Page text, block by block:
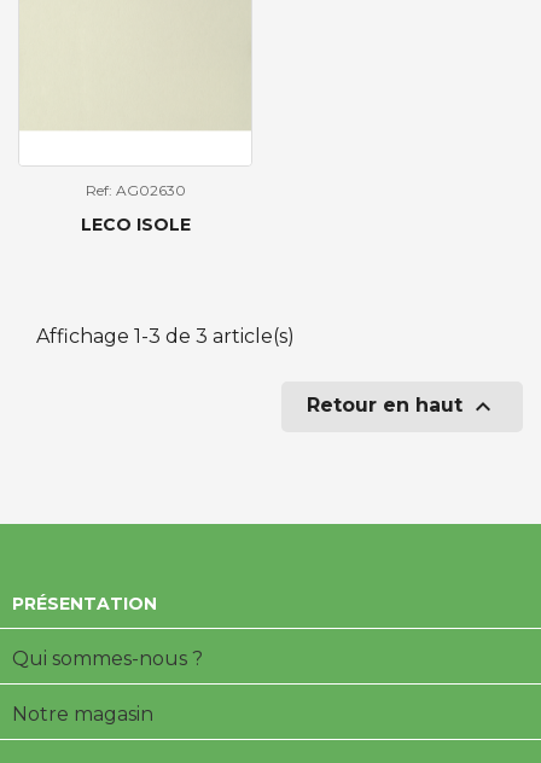
Ref: AG02630
LECO ISOLE
Affichage 1-3 de 3 article(s)
Retour en haut 
PRÉSENTATION
Qui sommes-nous ?
Notre magasin